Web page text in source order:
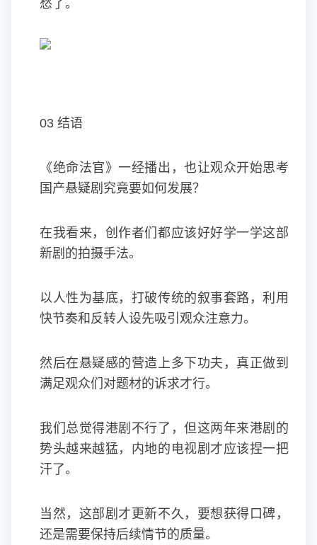
愁了。
03 结语
《绝命法官》一经播出，也让观众开始思考
国产悬疑剧究竟要如何发展？
在我看来，创作者们都应该好好学一学这部
新剧的拍摄手法。
以人性为基底，打破传统的叙事套路，利用
快节奏和反转人设先吸引观众注意力。
然后在悬疑感的营造上多下功夫，真正做到
满足观众们对题材的诉求才行。
我们总觉得港剧不行了，但这两年来港剧的
势头越来越猛，内地的电视剧才应该捏一把
汗了。
当然，这部剧才更新不久，要想获得口碑，
还是需要保持后续情节的质量。